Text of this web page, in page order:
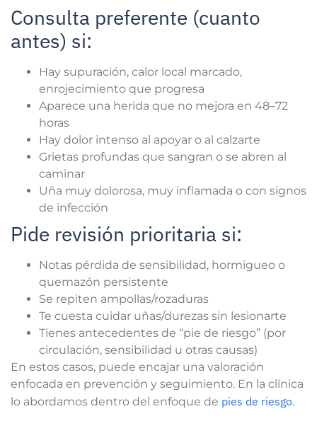
Consulta preferente (cuanto
antes) si:
Hay supuración, calor local marcado,
enrojecimiento que progresa
Aparece una herida que no mejora en 48–72
horas
Hay dolor intenso al apoyar o al calzarte
Grietas profundas que sangran o se abren al
caminar
Uña muy dolorosa, muy inflamada o con signos
de infección
Pide revisión prioritaria si:
Notas pérdida de sensibilidad, hormigueo o
quemazón persistente
Se repiten ampollas/rozaduras
Te cuesta cuidar uñas/durezas sin lesionarte
Tienes antecedentes de “pie de riesgo” (por
circulación, sensibilidad u otras causas)
En estos casos, puede encajar una valoración
enfocada en prevención y seguimiento. En la clínica
lo abordamos dentro del enfoque de pies de riesgo.